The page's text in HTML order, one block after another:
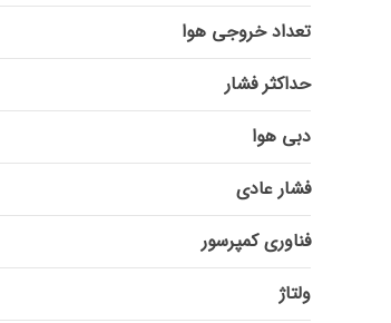
تعداد خروجی هوا
حداکثر فشار
دبی هوا
فشار عادی
فناوری کمپرسور
ولتاژ